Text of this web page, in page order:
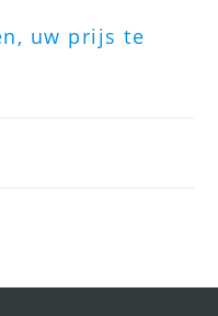
uw prijs te